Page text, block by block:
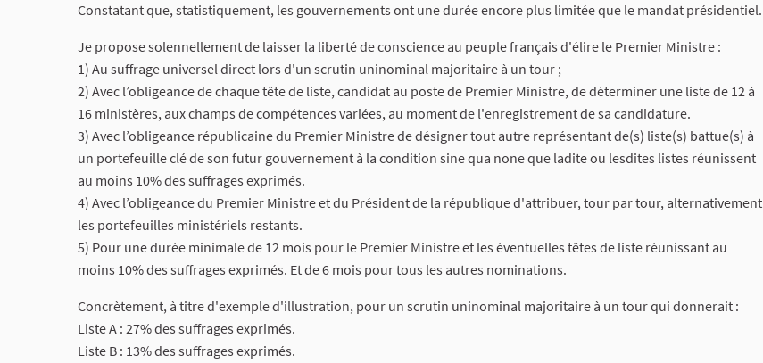
Constatant que, statistiquement, les gouvernements ont une durée encore plus limitée que le mandat présidentiel.
Je propose solennellement de laisser la liberté de conscience au peuple français d'élire le Premier Ministre :
1) Au suffrage universel direct lors d'un scrutin uninominal majoritaire à un tour ;
2) Avec l’obligeance de chaque tête de liste, candidat au poste de Premier Ministre, de déterminer une liste de 12 à
16 ministères, aux champs de compétences variées, au moment de l'enregistrement de sa candidature.
3) Avec l’obligeance républicaine du Premier Ministre de désigner tout autre représentant de(s) liste(s) battue(s) à
un portefeuille clé de son futur gouvernement à la condition sine qua none que ladite ou lesdites listes réunissent
au moins 10% des suffrages exprimés.
4) Avec l’obligeance du Premier Ministre et du Président de la république d'attribuer, tour par tour, alternativement
les portefeuilles ministériels restants.
5) Pour une durée minimale de 12 mois pour le Premier Ministre et les éventuelles têtes de liste réunissant au
moins 10% des suffrages exprimés. Et de 6 mois pour tous les autres nominations.
Concrètement, à titre d'exemple d'illustration, pour un scrutin uninominal majoritaire à un tour qui donnerait :
Liste A : 27% des suffrages exprimés.
Liste B : 13% des suffrages exprimés.